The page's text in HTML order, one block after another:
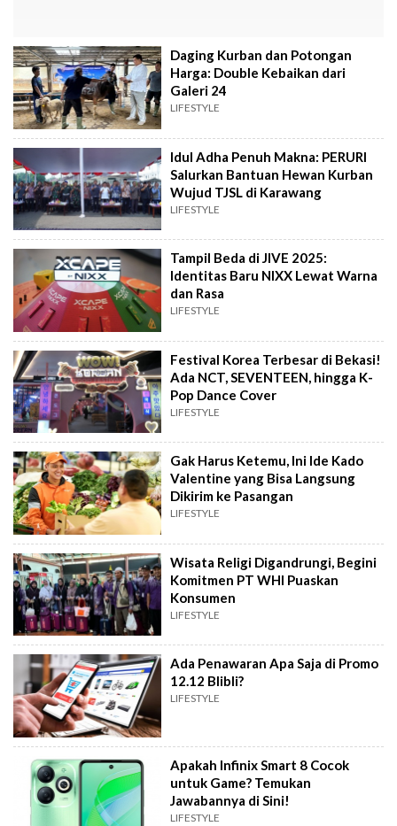
Daging Kurban dan Potongan
Harga: Double Kebaikan dari
Galeri 24
LIFESTYLE
Idul Adha Penuh Makna: PERURI
Salurkan Bantuan Hewan Kurban
Wujud TJSL di Karawang
LIFESTYLE
Tampil Beda di JIVE 2025:
Identitas Baru NIXX Lewat Warna
dan Rasa
LIFESTYLE
Festival Korea Terbesar di Bekasi!
Ada NCT, SEVENTEEN, hingga K-
Pop Dance Cover
LIFESTYLE
Gak Harus Ketemu, Ini Ide Kado
Valentine yang Bisa Langsung
Dikirim ke Pasangan
LIFESTYLE
Wisata Religi Digandrungi, Begini
Komitmen PT WHI Puaskan
Konsumen
LIFESTYLE
Ada Penawaran Apa Saja di Promo
12.12 Blibli?
LIFESTYLE
Apakah Infinix Smart 8 Cocok
untuk Game? Temukan
Jawabannya di Sini!
LIFESTYLE